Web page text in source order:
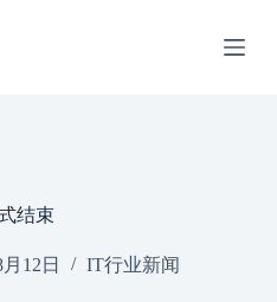
结束
12日 IT行业新闻